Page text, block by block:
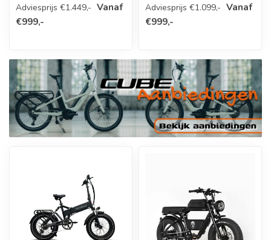
Adviesprijs €1.449,- Vanaf
€999,-
zonder ge...
Adviesprijs €1.099,- Vanaf
€999,-